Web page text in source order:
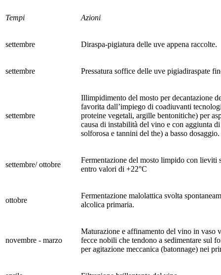
Tempi Azioni
settembre Diraspa-pigiatura delle uve appena raccolte.
settembre Pressatura soffice delle uve pigiadiraspate
settembre
Illimpidimento del mosto per decantazione
favorita dall’impiego di coadiuvanti
proteine vegetali, argille bentonitiche) per
causa di instabilità del vino e con aggiunta
solforosa e tannini del the) a basso dosaggio.
settembre/ ottobre
Fermentazione del mosto limpido con lieviti
entro valori di +22°C
ottobre
Fermentazione malolattica svolta
alcolica primaria.
novembre - marzo
Maturazione e affinamento del vino in vaso
fecce nobili che tendono a sedimentare sul
per agitazione meccanica (batonnage) nei